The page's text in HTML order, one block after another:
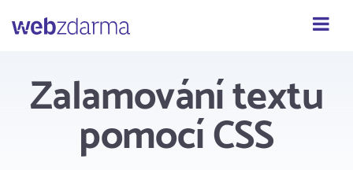
Webzdarma
Zalamování textu
pomocí CSS